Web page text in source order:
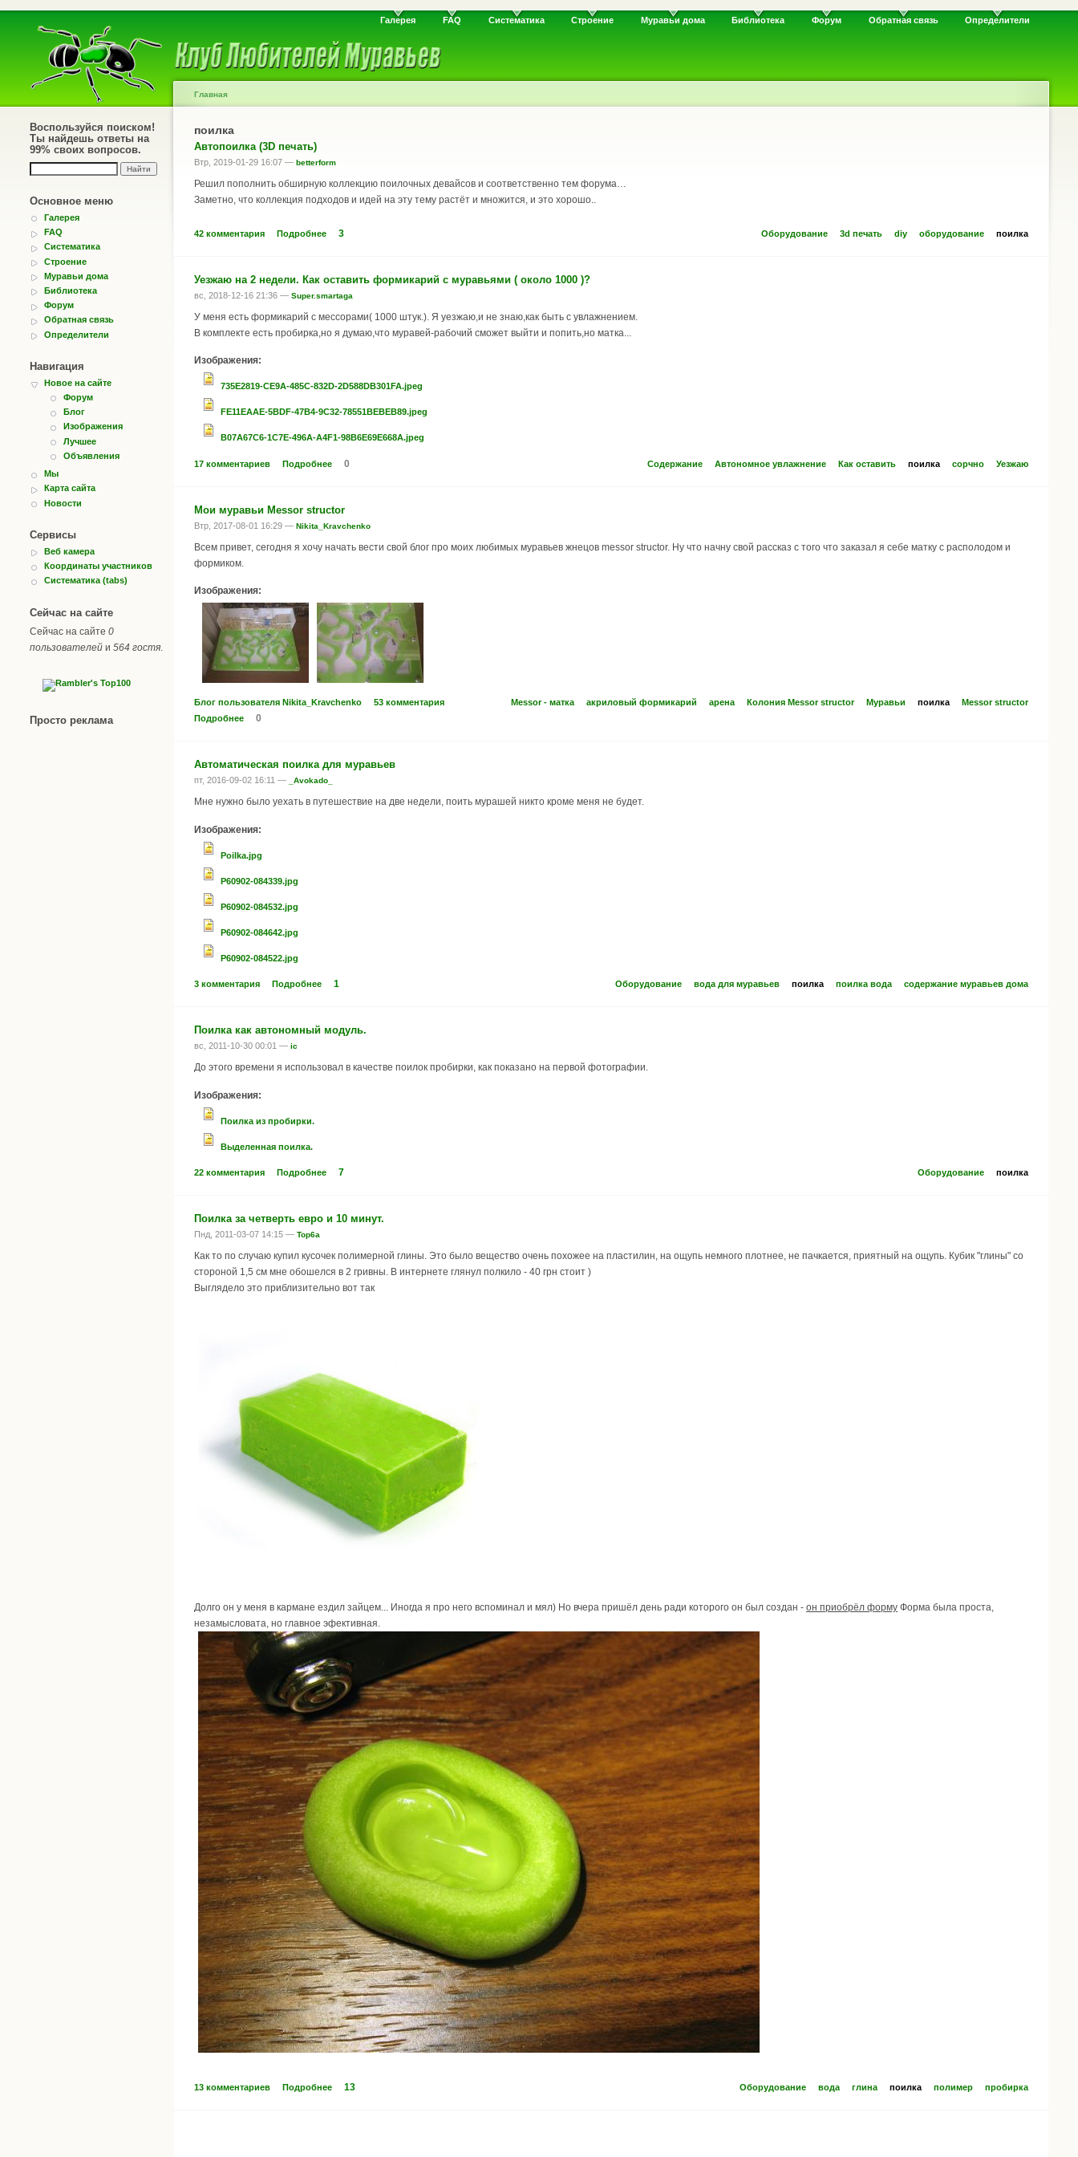
Галерея FAQ Систематика Строение Муравьи дома Библиотека Форум Обратная связь Определители
Воспользуйся поиском!
Ты найдешь ответы на
99% своих вопросов.
Основное меню
Галерея
FAQ
Систематика
Строение
Муравьи дома
Библиотека
Форум
Обратная связь
Определители
Навигация
Новое на сайте
Форум
Блог
Изображения
Лучшее
Объявления
Мы
Карта сайта
Новости
Сервисы
Веб камера
Координаты участников
Систематика (tabs)
Сейчас на сайте
Сейчас на сайте 0
пользователей и 564 гостя
Просто реклама
Главная
поилка
Автопоилка (3D печать)
Втр, 2019-01-29 16:07 — betterform
Решил пополнить обширную коллекцию поилочных девайсов и соответственно тем форума…
Заметно, что коллекция подходов и идей на эту тему растёт и множится, и это хорошо..
Оборудование 3d печать diy оборудование поилка
42 комментария Подробнее 3
Уезжаю на 2 недели. Как оставить формикарий с муравьями ( около 1000 )?
вс, 2018-12-16 21:36 — Super.smartaga
У меня есть формикарий с мессорами( 1000 штук.). Я уезжаю,и не знаю,как быть с увлажнением.
В комплекте есть пробирка,но я думаю,что муравей-рабочий сможет выйти и попить,но матка...
Изображения:
735E2819-CE9A-485C-832D-2D588DB301FA.jpeg
FE11EAAE-5BDF-47B4-9C32-78551BEBEB89.jpeg
B07A67C6-1C7E-496A-A4F1-98B6E69E668A.jpeg
Содержание Автономное увлажнение Как оставить поилка сорчно Уезжаю
17 комментариев Подробнее 0
Мои муравьи Messor structor
Втр, 2017-08-01 16:29 — Nikita_Kravchenko
Всем привет, сегодня я хочу начать вести свой блог про моих любимых муравьев жнецов messor structor. Ну что начну свой рассказ с того что заказал я себе матку с располодом и
формиком.
Изображения:
Messor - матка акриловый формикарий арена Колония Messor structor Муравьи поилка Messor structor
Блог пользователя Nikita_Kravchenko
53 комментария
Подробнее
0
Автоматическая поилка для муравьев
пт, 2016-09-02 16:11 — _Avokado_
Мне нужно было уехать в путешествие на две недели, поить мурашей никто кроме меня не будет.
Изображения:
Poilka.jpg
P60902-084339.jpg
P60902-084532.jpg
P60902-084642.jpg
P60902-084522.jpg
Оборудование вода для муравьев поилка поилка вода содержание муравьев дома
3 комментария Подробнее 1
Поилка как автономный модуль.
вс, 2011-10-30 00:01 — ic
До этого времени я использовал в качестве поилок пробирки, как показано на первой фотографии.
Изображения:
Поилка из пробирки.
Выделенная поилка.
Оборудование поилка
22 комментария Подробнее 7
Поилка за четверть евро и 10 минут.
Пнд, 2011-03-07 14:15 — Top6a
Как то по случаю купил кусочек полимерной глины. Это было вещество очень похожее на пластилин, на ощупь немного плотнее, не пачкается, приятный на ощупь. Кубик "глины" со
стороной 1,5 см мне обошелся в 2 гривны. В интернете глянул полкило - 40 грн стоит )
Выглядело это приблизительно вот так
Долго он у меня в кармане ездил зайцем... Иногда я про него вспоминал и мял) Но вчера пришёл день ради которого он был создан - он приобрёл форму Форма была проста,
незамысловата, но главное эфективная.
Оборудование вода глина поилка полимер пробирка
13 комментариев Подробнее 13